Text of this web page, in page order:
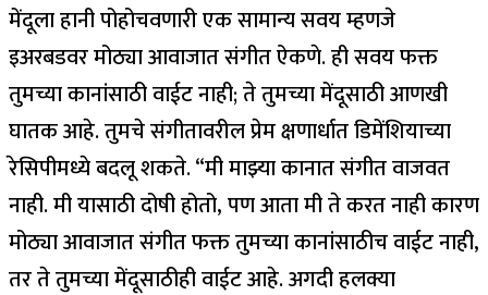
मेंदूला हानी पोहोचवणारी एक सामान्य सवय म्हणजे
इअरबडवर मोठ्या आवाजात संगीत ऐकणे. ही सवय फक्त
तुमच्या कानांसाठी वाईट नाही; ते तुमच्या मेंदूसाठी आणखी
घातक आहे. तुमचे संगीतावरील प्रेम क्षणार्धात डिमेंशियाच्या
रेसिपीमध्ये बदलू शकते. “मी माझ्या कानात संगीत वाजवत
नाही. मी यासाठी दोषी होतो, पण आता मी ते करत नाही कारण
मोठ्या आवाजात संगीत फक्त तुमच्या कानांसाठीच वाईट नाही,
तर ते तुमच्या मेंदूसाठीही वाईट आहे. अगदी हलक्या